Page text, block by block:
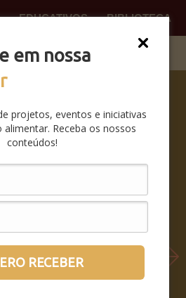
em nossa
projetos, eventos e iniciativas
alimentar. Receba os nossos
conteúdos!
RECEBER
EDUCATIVOS BIBLIOTECA